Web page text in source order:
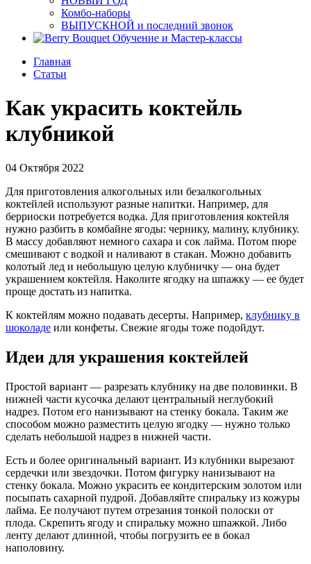
Комбо-наборы
ВЫПУСКНОЙ и последний звонок
Обучение и Мастер-классы
Главная
Статьи
Как украсить коктейль
клубникой
04 Октября 2022
Для приготовления алкогольных или безалкогольных
коктейлей используют разные напитки. Например, для
берриоски потребуется водка. Для приготовления коктейля
нужно разбить в комбайне ягоды: чернику, малину, клубнику.
В массу добавляют немного сахара и сок лайма. Потом пюре
смешивают с водкой и наливают в стакан. Можно добавить
колотый лед и небольшую целую клубничку — она будет
украшением коктейля. Наколите ягодку на шпажку — ее будет
проще достать из напитка.
К коктейлям можно подавать десерты. Например, клубнику в
шоколаде или конфеты. Свежие ягоды тоже подойдут.
Идеи для украшения коктейлей
Простой вариант — разрезать клубнику на две половинки. В
нижней части кусочка делают центральный неглубокий
надрез. Потом его нанизывают на стенку бокала. Таким же
способом можно разместить целую ягодку — нужно только
сделать небольшой надрез в нижней части.
Есть и более оригинальный вариант. Из клубники вырезают
сердечки или звездочки. Потом фигурку нанизывают на
стенку бокала. Можно украсить ее кондитерским золотом или
посыпать сахарной пудрой. Добавляйте спиральку из кожуры
лайма. Ее получают путем отрезания тонкой полоски от
плода. Скрепить ягоду и спиральку можно шпажкой. Либо
ленту делают длинной, чтобы погрузить ее в бокал
наполовину.